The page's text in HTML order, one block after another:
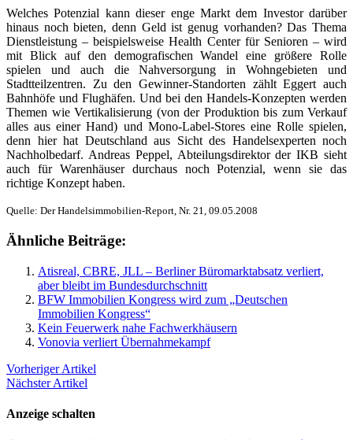
Welches Potenzial kann dieser enge Markt dem Investor darüber
hinaus noch bieten, denn Geld ist genug vorhanden? Das Thema
Dienstleistung – beispielsweise Health Center für Senioren – wird
mit Blick auf den demografischen Wandel eine größere Rolle
spielen und auch die Nahversorgung in Wohngebieten und
Stadtteilzentren. Zu den Gewinner-Standorten zählt Eggert auch
Bahnhöfe und Flughäfen. Und bei den Handels-Konzepten werden
Themen wie Vertikalisierung (von der Produktion bis zum Verkauf
alles aus einer Hand) und Mono-Label-Stores eine Rolle spielen,
denn hier hat Deutschland aus Sicht des Handelsexperten noch
Nachholbedarf. Andreas Peppel, Abteilungsdirektor der IKB sieht
auch für Warenhäuser durchaus noch Potenzial, wenn sie das
richtige Konzept haben.
Quelle: Der Handelsimmobilien-Report, Nr. 21, 09.05.2008
Ähnliche Beiträge:
Atisreal, CBRE, JLL – Berliner Büromarktabsatz verliert,
aber bleibt im Bundesdurchschnitt
BFW Immobilien Kongress wird zum „Deutschen
Immobilien Kongress“
Kein Feuerwerk nahe Fachwerkhäusern
Vonovia verliert Übernahmekampf
Vorheriger Artikel
Nächster Artikel
Anzeige schalten